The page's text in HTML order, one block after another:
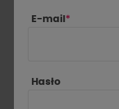
E-mail *
Hasło